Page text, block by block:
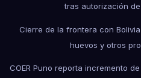
tras autorización
Cierre de la frontera con
huevos y otros
COER Puno reporta incremento